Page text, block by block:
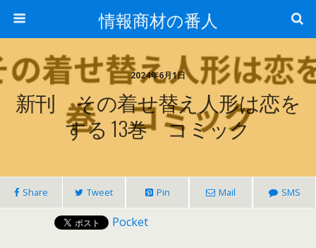
情報商材の番人
2024年6月1日
新刊 その着せ替え人形は恋を
する 13巻 コミック
Share Tweet Pin Mail SMS
Pocket